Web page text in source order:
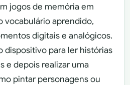
jogos de memória em
vocabulário aprendido,
digitais e analógicos.
dispositivo para ler histórias
e depois realizar uma
pintar personagens ou